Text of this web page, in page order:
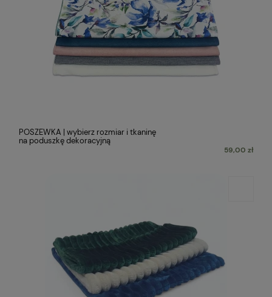
POSZEWKA | wybierz rozmiar i tkaninę
na poduszkę dekoracyjną
59,00 zł